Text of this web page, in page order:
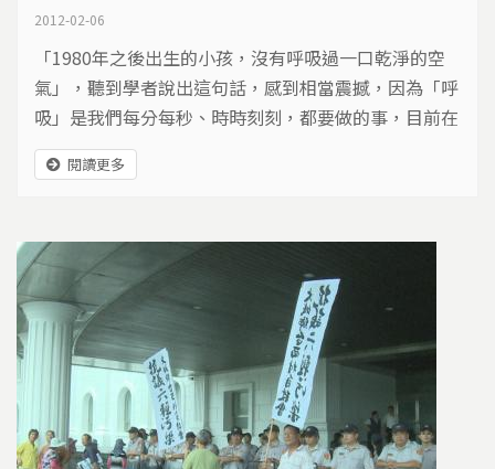
2012-02-06
「1980年之後出生的小孩，沒有呼吸過一口乾淨的空
氣」，聽到學者說出這句話，感到相當震撼，因為「呼
吸」是我們每分每秒、時時刻刻，都要做的事，目前在
台灣，氣喘兒的比例卻是一直升高，得到肺腺癌的人數
也不斷增加，於是各地受到臭氣所苦的居民，憤而走上
以上，大學生為了爭「呼吸權」，透過公聽會和政府對
話，但是問題依舊沒有解決，他們只好舉辦連署活動、
甚至走上街頭抗議，為了瞭解真相，我們開始紀錄這場
公民行動。
閱讀更多